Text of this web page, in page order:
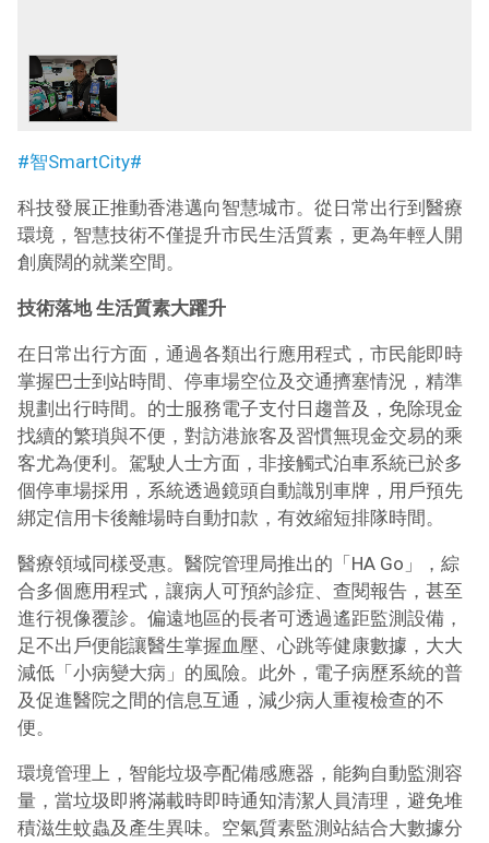
#智SmartCity#
科技發展正推動香港邁向智慧城市。從日常出行到醫療
環境，智慧技術不僅提升市民生活質素，更為年輕人開
創廣闊的就業空間。
技術落地 生活質素大躍升
在日常出行方面，通過各類出行應用程式，市民能即時
掌握巴士到站時間、停車場空位及交通擠塞情況，精準
規劃出行時間。的士服務電子支付日趨普及，免除現金
找續的繁瑣與不便，對訪港旅客及習慣無現金交易的乘
客尤為便利。駕駛人士方面，非接觸式泊車系統已於多
個停車場採用，系統透過鏡頭自動識別車牌，用戶預先
綁定信用卡後離場時自動扣款，有效縮短排隊時間。
醫療領域同樣受惠。醫院管理局推出的「HA Go」，綜
合多個應用程式，讓病人可預約診症、查閱報告，甚至
進行視像覆診。偏遠地區的長者可透過遙距監測設備，
足不出戶便能讓醫生掌握血壓、心跳等健康數據，大大
減低「小病變大病」的風險。此外，電子病歷系統的普
及促進醫院之間的信息互通，減少病人重複檢查的不
便。
環境管理上，智能垃圾亭配備感應器，能夠自動監測容
量，當垃圾即將滿載時即時通知清潔人員清理，避免堆
積滋生蚊蟲及產生異味。空氣質素監測站結合大數據分